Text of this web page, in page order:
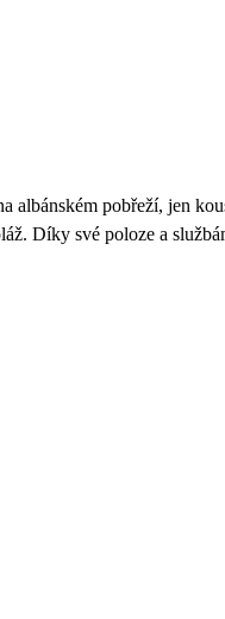
albánském pobřeží, jen
Díky své poloze a